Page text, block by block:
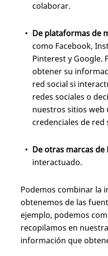
colaborar.
De plataformas de
como Facebook,
Pinterest y Google.
obtener su
red social si
redes sociales o
nuestros sitios web
credenciales de red
De otras marcas de
interactuado.
Podemos combinar la
obtenemos de las
ejemplo, podemos
recopilamos en
información que